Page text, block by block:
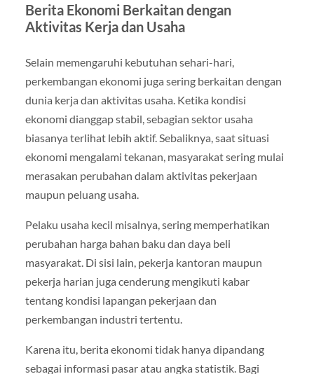
Berita Ekonomi Berkaitan dengan
Aktivitas Kerja dan Usaha
Selain memengaruhi kebutuhan sehari-hari,
perkembangan ekonomi juga sering berkaitan dengan
dunia kerja dan aktivitas usaha. Ketika kondisi
ekonomi dianggap stabil, sebagian sektor usaha
biasanya terlihat lebih aktif. Sebaliknya, saat situasi
ekonomi mengalami tekanan, masyarakat sering mulai
merasakan perubahan dalam aktivitas pekerjaan
maupun peluang usaha.
Pelaku usaha kecil misalnya, sering memperhatikan
perubahan harga bahan baku dan daya beli
masyarakat. Di sisi lain, pekerja kantoran maupun
pekerja harian juga cenderung mengikuti kabar
tentang kondisi lapangan pekerjaan dan
perkembangan industri tertentu.
Karena itu, berita ekonomi tidak hanya dipandang
sebagai informasi pasar atau angka statistik. Bagi